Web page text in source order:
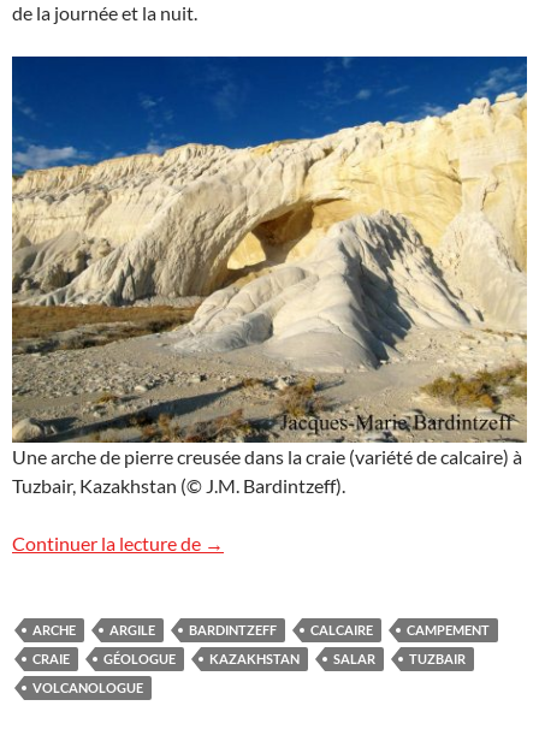
de la journée et la nuit.
Une arche de pierre creusée dans la craie (variété de calcaire) à
Tuzbair, Kazakhstan (© J.M. Bardintzeff).
Continuer la lecture de Une arche de pierre à Tuzbair,
→
ARCHE ARGILE BARDINTZEFF CALCAIRE
CAMPEMENT
CRAIE
GÉOLOGUE KAZAKHSTAN SALAR
TUZBAIR
VOLCANOLOGUE